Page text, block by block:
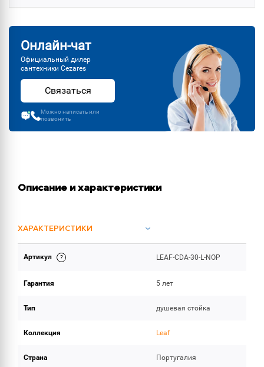
Онлайн-чат
Официальный дилер
сантехники Cezares
Связаться
Можно написать или
позвонить
Описание и характеристики
ХАРАКТЕРИСТИКИ
ОБЪЕМ ПОСТАВКИ
Артикул LEAF-CDA-30-L-NOP
Гарантия 5 лет
Тип душевая стойка
Коллекция Leaf
Страна Португалия